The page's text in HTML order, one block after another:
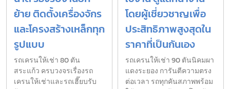
ย้าย ติดตั้งเครื่องจักร
และโครงสร้างเหล็กทุก
รูปแบบ
รถเครนให้เช่า 80 ตัน
สระแก้ว ครบวงจรเรื่องรถ
เครนให้เช่าและรถเฮี๊ยบรับ
โดยผู้เชี่ยวชาญเพื่อ
ประสิทธิภาพสูงสุดใน
ราคาที่เป็นกันเอง
รถเครนให้เช่า 90 ตันนิคมผา
แดงระยอง การันตีความตรง
ต่อเวลา รถทุกคันสภาพพร้อม